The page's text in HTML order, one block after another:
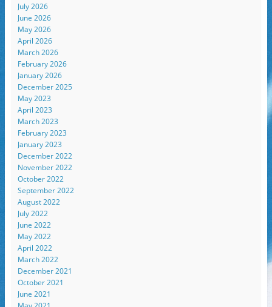
July 2026
June 2026
May 2026
April 2026
March 2026
February 2026
January 2026
December 2025
May 2023
April 2023
March 2023
February 2023
January 2023
December 2022
November 2022
October 2022
September 2022
August 2022
July 2022
June 2022
May 2022
April 2022
March 2022
December 2021
October 2021
June 2021